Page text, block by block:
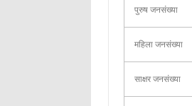
पुरुष जनसंख्या
महिला जनसंख्या
साक्षर जनसंख्या